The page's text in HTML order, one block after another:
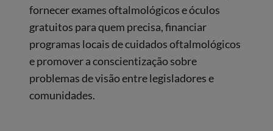
fornecer exames oftalmológicos e óculos
gratuitos para quem precisa, financiar
programas locais de cuidados oftalmológicos
e promover a conscientização sobre
problemas de visão entre legisladores e
comunidades.